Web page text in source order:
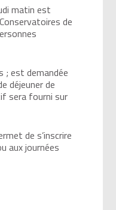
matin est
de
; est demandée
déjeuner de
sera fourni sur
de s’inscrire
aux journées